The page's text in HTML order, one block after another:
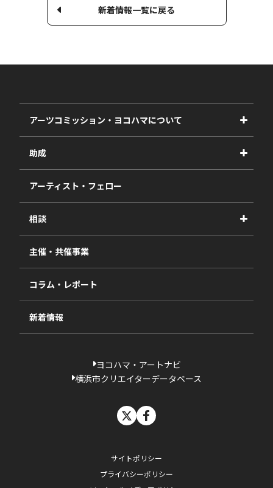
新着情報一覧に戻る
アーツコミッション・ヨコハマについて
事業紹介
事業報告書
助成
2027年度
2026年度
2025年度
2024年度
2023年度
過去の採択一覧
アーティスト・フェロー
相談
視察・ヒアリング・研究
相談依頼フォーム
主催・共催事業
コラム・レポート
新着情報
ヨコハマ・アートナビ
横浜市クリエイターデータベース
サイトポリシー
プライバシーポリシー